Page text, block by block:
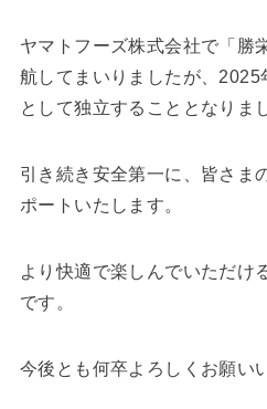
ヤマトフーズ株式会社で「勝
航してまいりましたが、2025
として独立することとなりま
引き続き安全第一に、皆さま
ポートいたします。
より快適で楽しんでいただけ
です。
今後とも何卒よろしくお願い